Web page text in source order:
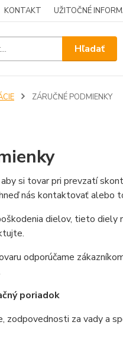
KONTAKT UŽITOČNÉ
Hľadať
ZÁRUČNÉ PODMIENKY
si tovar pri prevzatí
nás kontaktovať alebo
dielov, tieto
odporúčame
poriadok
zodpovednosti za vady a